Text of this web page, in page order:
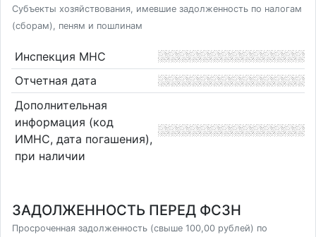
Субъекты хозяйствования, имевшие задолженность по налогам
(сборам), пеням и пошлинам
Инспекция МНС
Отчетная дата
Дополнительная
информация (код
ИМНС, дата погашения),
при наличии
ЗАДОЛЖЕННОСТЬ ПЕРЕД ФСЗН
Просроченная задолженность (свыше 100,00 рублей) по